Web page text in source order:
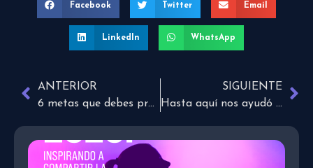
Facebook Twitter Email
LinkedIn WhatsApp
ANTERIOR
6 metas que debes proponerte este año
SIGUIENTE
Hasta aquí nos ayudó Jehová